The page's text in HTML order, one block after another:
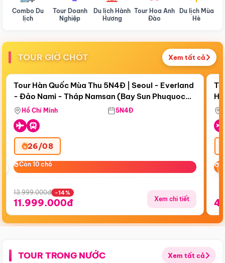
Combo Du
lịch
Tour Doanh
Nghiệp
Du lịch Hành
Hương
Tour Hoa Anh
Đào
Du lịch Mùa
Hè
TOUR GIỜ CHÓT Xem tất cả
Còn19 ngày 05:48:01
Điểm nổi bật
Tour Hàn Quốc Mùa Thu 5N4Đ | Seoul - Everland
- Đảo Nami - Tháp Namsan (Bay Sun Phuquoc
Airways)
Hồ Chí Minh 5N4Đ
26/08
Còn 10 chỗ
Còn 10 chỗ
13.999.000đ -14%
11.999.000đ Xem chi tiết
TOUR TRONG NƯỚC Xem tất cả
Điểm nổi bật